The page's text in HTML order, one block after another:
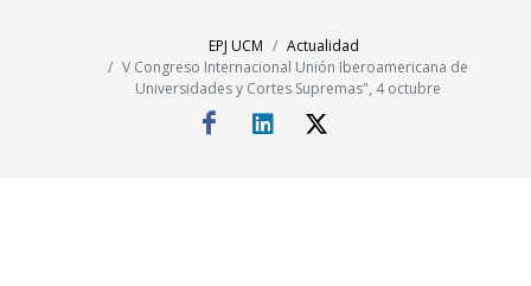
EPJ UCM
Actualidad
V Congreso Internacional Unión Iberoamericana de
Universidades y Cortes Supremas", 4 octubre